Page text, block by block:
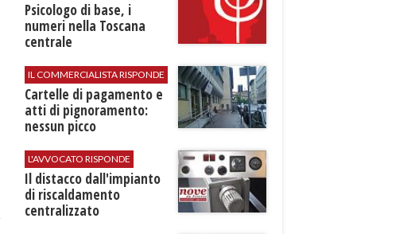
Psicologo di base, i
numeri nella Toscana
centrale
IL COMMERCIALISTA RISPONDE
Cartelle di pagamento e
atti di pignoramento:
nessun picco
L'AVVOCATO RISPONDE
Il distacco dall'impianto
di riscaldamento
centralizzato